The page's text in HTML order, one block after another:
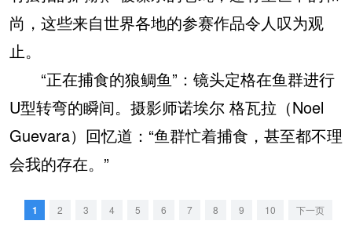
尚，这些来自世界各地的参赛作品令人叹为观
止。
“正在捕食的狼鲷鱼”：镜头定格在鱼群进行
U型转弯的瞬间。摄影师诺埃尔 格瓦拉（Noel
Guevara）回忆道：“鱼群忙着捕食，甚至都不理
会我的存在。”
1 2 3 4 5 6 7 8 9 10 下一页